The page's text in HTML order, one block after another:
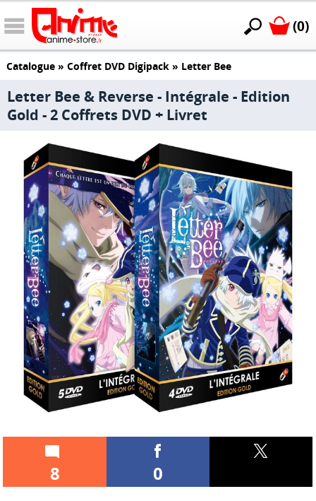
(0)
Catalogue» Coffret DVD Digipack» Letter Bee
Letter Bee & Reverse - Intégrale - Edition
Gold - 2 Coffrets DVD + Livret
8
0